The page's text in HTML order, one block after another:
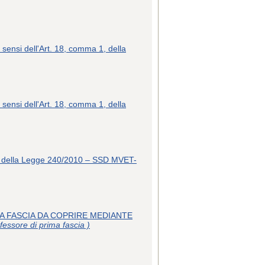
dell'Art. 18, comma 1, della
dell'Art. 18, comma 1, della
Legge 240/2010 – SSD MVET-
FASCIA DA COPRIRE MEDIANTE
di prima fascia )